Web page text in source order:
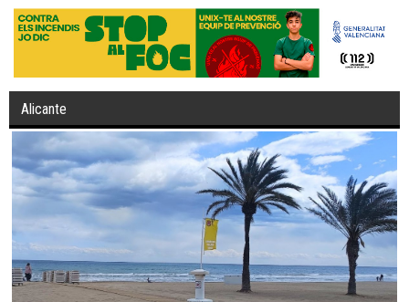
Alicante